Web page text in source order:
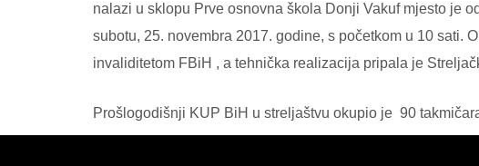
nalazi u sklopu Prve osnovna škola Donji Vakuf mjesto je
subotu, 25. novembra 2017. godine, s početkom u 10 sati.
invaliditetom FBiH , a tehnička realizacija pripala je
Prošlogodišnji KUP BiH u streljaštvu okupio je 90